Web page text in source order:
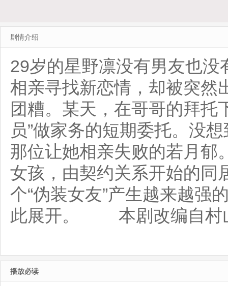
剧情介绍
29岁的星野凛没有男友也
相亲寻找新恋情，却被突然
团糟。某天，在哥哥的拜托
员”做家务的短期委托。没
那位让她相亲失败的若月郁
女孩，由契约关系开始的同
个“伪装女友”产生越来越强
此展开。 本剧改编
播放必读